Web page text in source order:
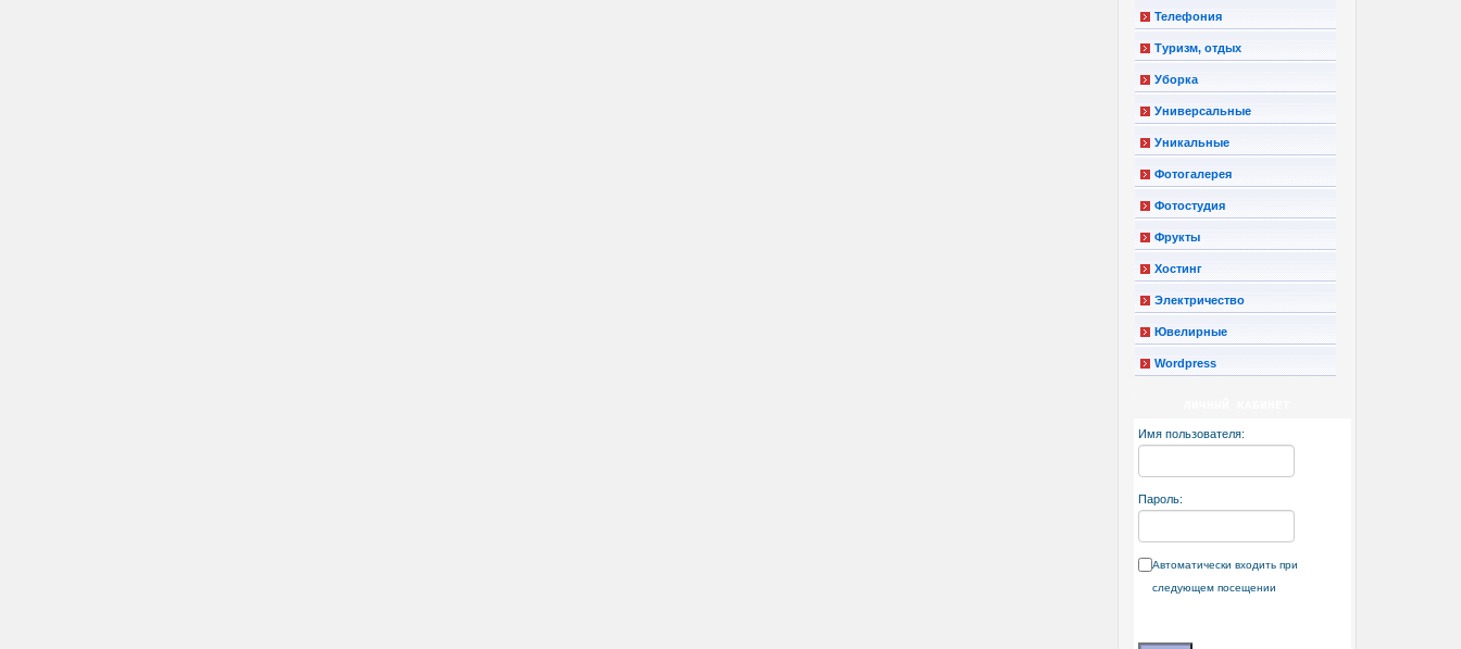
Телефония
Туризм, отдых
Уборка
Универсальные
Уникальные
Фотогалерея
Фотостудия
Фрукты
Хостинг
Электричество
Ювелирные
Wordpress
Имя пользователя:
Пароль:
Автоматически входить при
следующем посещении